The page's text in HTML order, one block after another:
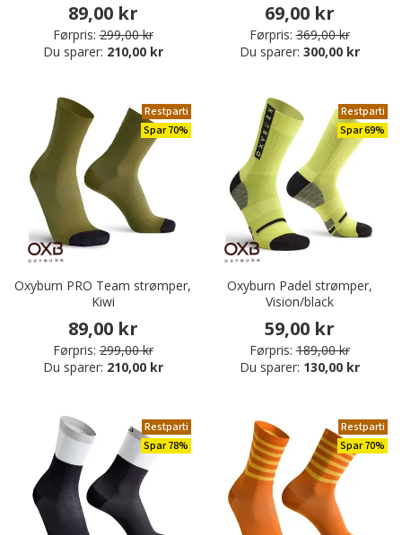
89,00 kr
Førpris: 299,00 kr
Du sparer: 210,00 kr
69,00 kr
Førpris: 369,00 kr
Du sparer: 300,00 kr
Restparti
Spar 70%
Oxyburn PRO Team strømper,
Kiwi
89,00 kr
Førpris: 299,00 kr
Du sparer: 210,00 kr
Restparti
Spar 69%
Oxyburn Padel strømper,
Vision/black
59,00 kr
Førpris: 189,00 kr
Du sparer: 130,00 kr
Restparti
Spar 78%
Restparti
Spar 70%